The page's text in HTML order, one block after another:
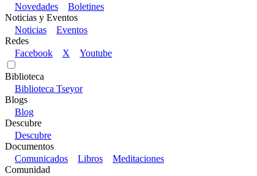
Novedades
Boletines
Noticias y Eventos
Noticias
Eventos
Redes
Facebook
X Youtube
Biblioteca
Biblioteca Tseyor
Blogs
Blog
Descubre
Descubre
Documentos
Comunicados
Libros
Meditaciones
Comunidad